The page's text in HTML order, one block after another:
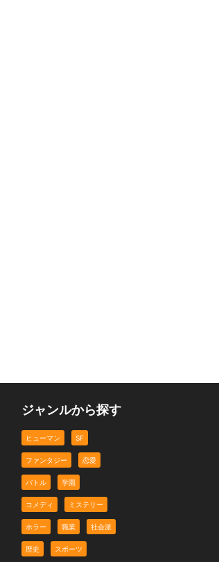
ジャンルから探す
ヒューマン SF
ファンタジー 恋愛
バトル 学園
コメディ ミステリー
ホラー 職業 社会派
歴史 スポーツ